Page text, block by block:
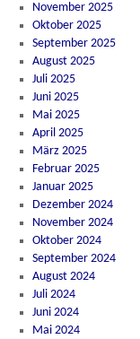
November 2025
Oktober 2025
September 2025
August 2025
Juli 2025
Juni 2025
Mai 2025
April 2025
März 2025
Februar 2025
Januar 2025
Dezember 2024
November 2024
Oktober 2024
September 2024
August 2024
Juli 2024
Juni 2024
Mai 2024